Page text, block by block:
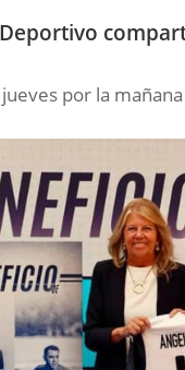
Deportivo
por la